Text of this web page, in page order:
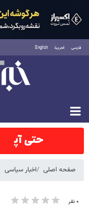
فارسی العربية English
شنبه ۱۷ مرداد ۱۴۰۵
صفحه اصلی اخبار سیاسی
۰ نفر